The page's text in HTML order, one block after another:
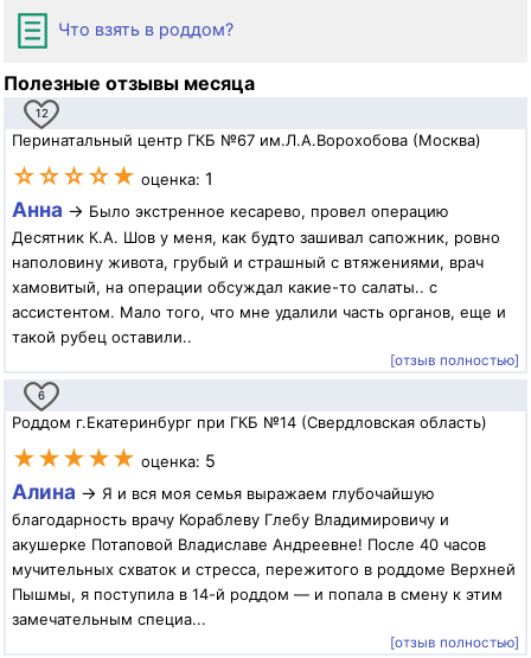
Что взять в роддом?
Полезные отзывы месяца
12
Перинатальный центр ГКБ №67 им.Л.А.Ворохобова (Москва)
☆☆☆☆★ оценка: 1
Анна → Было экстренное кесарево, провел операцию
Десятник К.А. Шов у меня, как будто зашивал сапожник, ровно
наполовину живота, грубый и страшный с втяжениями, врач
хамовитый, на операции обсуждал какие-то салаты.. с
ассистентом. Мало того, что мне удалили часть органов, еще и
такой рубец оставили..
[отзыв полностью]
6
Роддом г.Екатеринбург при ГКБ №14 (Свердловская область)
★★★★★ оценка: 5
Алина → Я и вся моя семья выражаем глубочайшую
благодарность врачу Кораблеву Глебу Владимировичу и
акушерке Потаповой Владиславе Андреевне! После 40 часов
мучительных схваток и стресса, пережитого в роддоме Верхней
Пышмы, я поступила в 14-й роддом — и попала в смену к этим
замечательным специа...
[отзыв полностью]